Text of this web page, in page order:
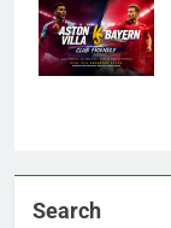
Search